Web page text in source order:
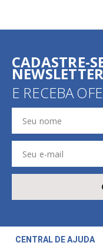
88% Poliamida,
CADASTRE-
NEWSLETTER
E RECEBA